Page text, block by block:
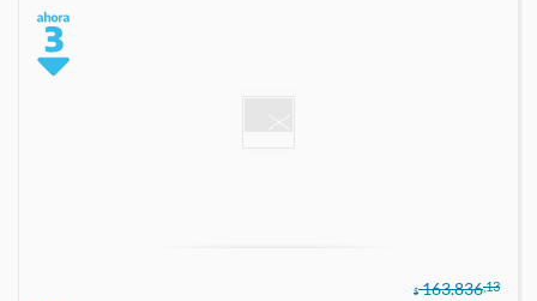
$ 163.836,13